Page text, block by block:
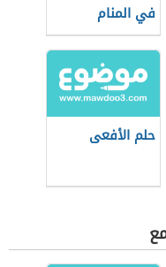
في المنام
حلم الأفعى